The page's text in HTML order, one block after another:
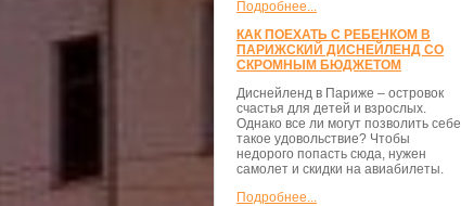
Подробнее...
КАК ПОЕХАТЬ С РЕБЕНКОМ В
ПАРИЖСКИЙ ДИСНЕЙЛЕНД СО
СКРОМНЫМ БЮДЖЕТОМ
Диснейленд в Париже – островок
счастья для детей и взрослых.
Однако все ли могут позволить себе
такое удовольствие? Чтобы
недорого попасть сюда, нужен
самолет и скидки на авиабилеты.
Подробнее...